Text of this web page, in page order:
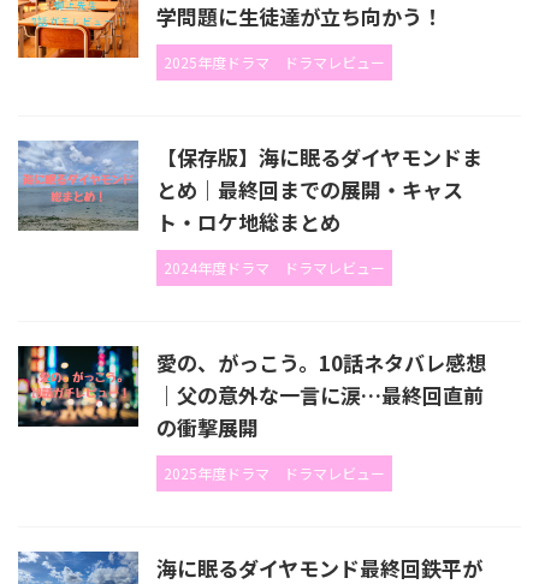
学問題に生徒達が立ち向かう！
2025年度ドラマ ドラマレビュー
【保存版】海に眠るダイヤモンドま
とめ｜最終回までの展開・キャス
ト・ロケ地総まとめ
2024年度ドラマ ドラマレビュー
愛の、がっこう。10話ネタバレ感想
｜父の意外な一言に涙…最終回直前
の衝撃展開
2025年度ドラマ ドラマレビュー
海に眠るダイヤモンド最終回鉄平が